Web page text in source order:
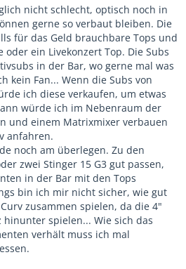
nicht schlecht, optisch noch in
gerne so verbaut bleiben. Die
für das Geld brauchbare Tops und
ein Livekonzert Top. Die Subs
in der Bar, wo gerne mal was
kein Fan... Wenn die Subs von
ich diese verkaufen, um etwas
würde ich im Nebenraum der
und einem Matrixmixer verbauen
anfahren.
noch am überlegen. Zu den
zwei Stinger 15 G3 gut passen,
in der Bar mit den Tops
bin ich mir nicht sicher, wie gut
zusammen spielen, da die 4"
spielen... Wie sich das
verhält muss ich mal